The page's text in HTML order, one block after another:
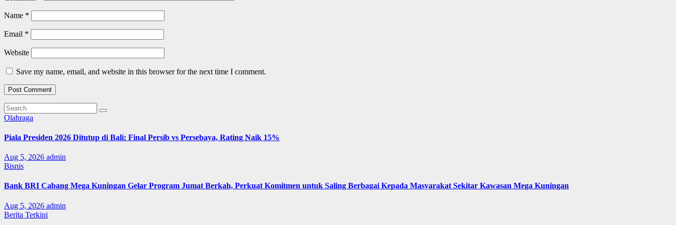
Name *
Email *
Website
Save my name, email, and website in this browser for the next time I comment.
Olahraga
Piala Presiden 2026 Ditutup di Bali: Final Persib vs Persebaya, Rating Naik 15%
Aug 5, 2026 admin
Bisnis
Bank BRI Cabang Mega Kuningan Gelar Program Jumat Berkah, Perkuat Komitmen untuk Saling Berbagai Kepada Masyarakat Sekitar Kawasan Mega Kuningan
Aug 5, 2026 admin
Berita Terkini